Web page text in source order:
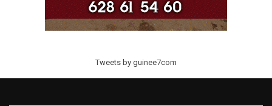
Tweets by guinee7com